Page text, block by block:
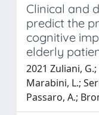
Clinical and
predict the
cognitive
elderly
2021 Zuliani,
Marabini, L.;
Passaro, A.;